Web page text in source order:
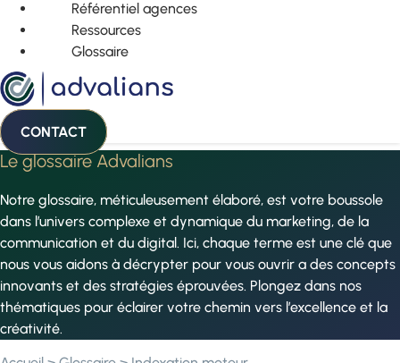
Référentiel agences
Ressources
Glossaire
CONTACT
Le glossaire Advalians
Notre glossaire, méticuleusement élaboré, est votre boussole
dans l’univers complexe et dynamique du marketing, de la
communication et du digital. Ici, chaque terme est une clé que
nous vous aidons à décrypter pour vous ouvrir a des concepts
innovants et des stratégies éprouvées. Plongez dans nos
thématiques pour éclairer votre chemin vers l’excellence et la
créativité.